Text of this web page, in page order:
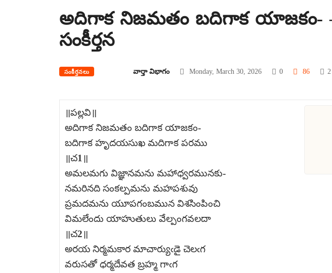
అదిగాక నిజమతం బదిగాక యాజకం-
సంకీర్తన
సంకీర్తనలు వార్తా విభాగం Monday, March 30, 2026 0 86
॥పల్లవి॥
అదిగాక నిజమతం బదిగాక యాజకం-
బదిగాక హృదయసుఖ మదిగాక పరము
॥చ1॥
అమలమగు విజ్ఞానమను మహాధ్వరమునకు-
నమరినది సంకల్పమను మహపశువు
ప్రమదమను యూపగంబమున విశసింపించి
విమలేందు యాహుతులు వేల్పంగవలదా
॥చ2॥
అరయ నిర్మమకార మాచార్యుఁడై చెలఁగ
వరుసతో ధర్మదేవత బ్రహ్మ గాఁగ